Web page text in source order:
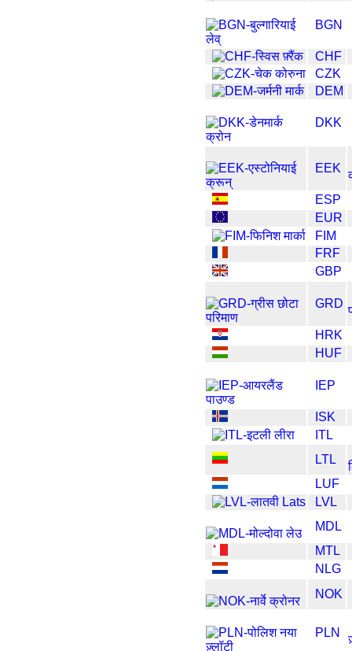
BGN
CHF
CZK
DEM
DKK
EEK
ESP
EUR
FIM
FRF
GBP
GRD
HRK
HUF
IEP
ISK
ITL
LTL
LUF
LVL
MDL
MTL
NLG
NOK
PLN